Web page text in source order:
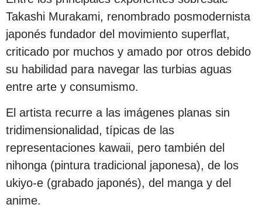
Takashi Murakami, renombrado posmodernista
japonés fundador del movimiento superflat,
criticado por muchos y amado por otros debido
su habilidad para navegar las turbias aguas
entre arte y consumismo.
El artista recurre a las imágenes planas sin
tridimensionalidad, típicas de las
representaciones kawaii, pero también del
nihonga (pintura tradicional japonesa), de los
ukiyo-e (grabado japonés), del manga y del
anime.